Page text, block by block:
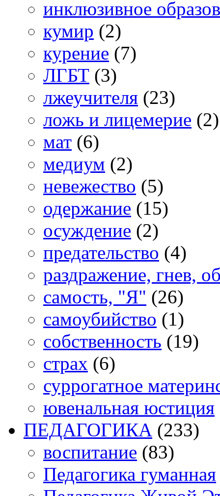
инклюзивное
кумир (2)
курение (7)
ЛГБТ (3)
лжеучителя (23)
ложь и лицемерие (2)
мат (6)
медиум (2)
невежество (5)
одержание (15)
осуждение (2)
предательство (4)
раздражение, гнев,
самость, "Я" (26)
самоубийство (1)
собственность (19)
страх (6)
суррогатное
ювенальная юстиция
ПЕДАГОГИКА (233)
воспитание (83)
Педагогика гуманная